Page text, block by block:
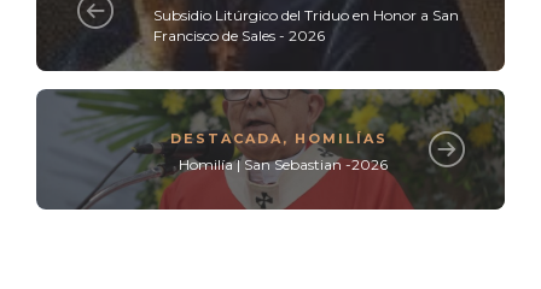
Subsidio Litúrgico del Triduo en Honor a San
Francisco de Sales - 2026
DESTACADA , HOMILÍAS
Homilía | San Sebastian -2026